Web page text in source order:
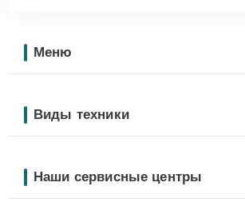
Меню
Виды техники
Наши сервисные центры